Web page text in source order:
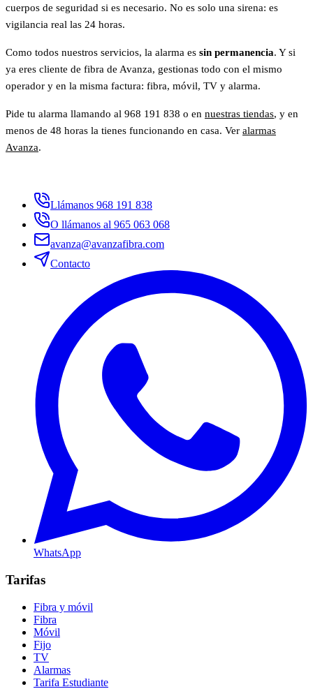
cuerpos de seguridad si es necesario. No es solo una sirena: es
vigilancia real las 24 horas.
Como todos nuestros servicios, la alarma es sin permanencia. Y si
ya eres cliente de fibra de Avanza, gestionas todo con el mismo
operador y en la misma factura: fibra, móvil, TV y alarma.
Pide tu alarma llamando al 968 191 838 o en nuestras tiendas, y en
menos de 48 horas la tienes funcionando en casa. Ver alarmas
Avanza.
Llámanos 968 191 838
O llámanos al 965 063 068
avanza@avanzafibra.com
Contacto
WhatsApp
Tarifas
Fibra y móvil
Fibra
Móvil
Fijo
TV
Alarmas
Tarifa Estudiante